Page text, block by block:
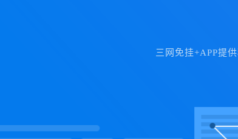
三网免挂+APP提